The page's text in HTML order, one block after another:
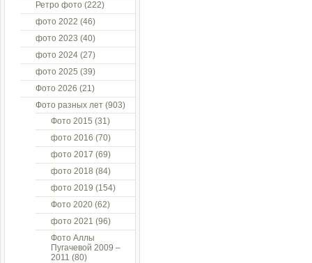
Ретро фото (222)
фото 2022 (46)
фото 2023 (40)
фото 2024 (27)
фото 2025 (39)
Фото 2026 (21)
Фото разных лет (903)
Фото 2015 (31)
фото 2016 (70)
фото 2017 (69)
фото 2018 (84)
фото 2019 (154)
Фото 2020 (62)
фото 2021 (96)
Фото Аллы
Пугачевой 2009 –
2011 (80)